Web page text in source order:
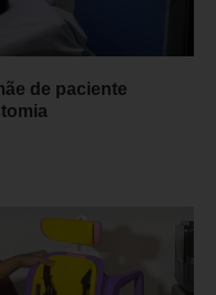
de paciente